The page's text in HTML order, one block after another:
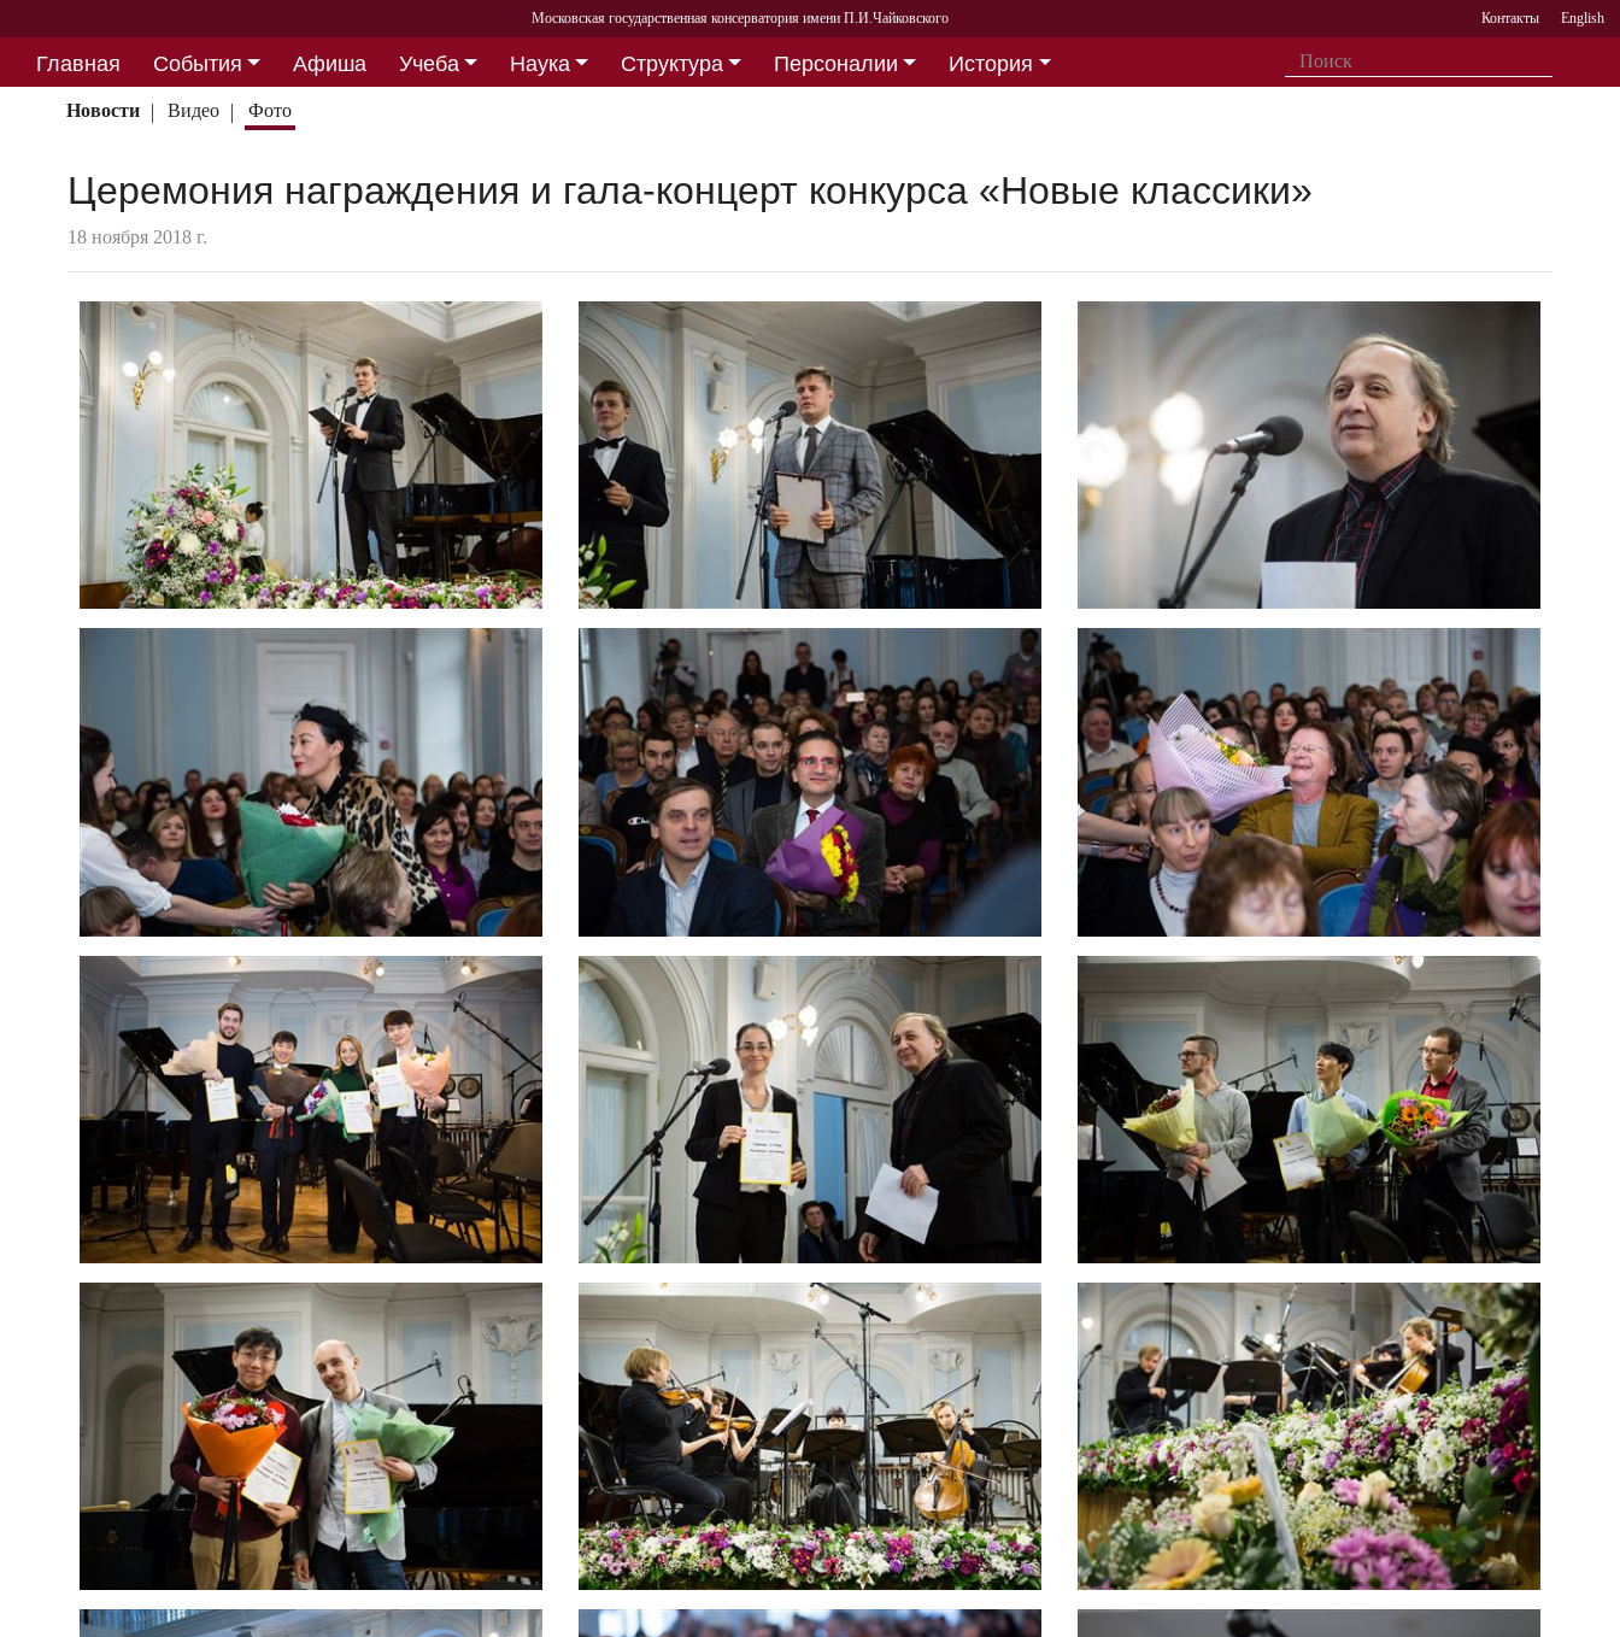
Московская государственная консерватория имени П.И.Чайковского Контакты English
Главная События Афиша Учеба Наука Структура Персоналии
История
Партнерство
Новости Видео Фото
Церемония награждения и гала-концерт конкурса «Новые классики»
18 ноября 2018 г.